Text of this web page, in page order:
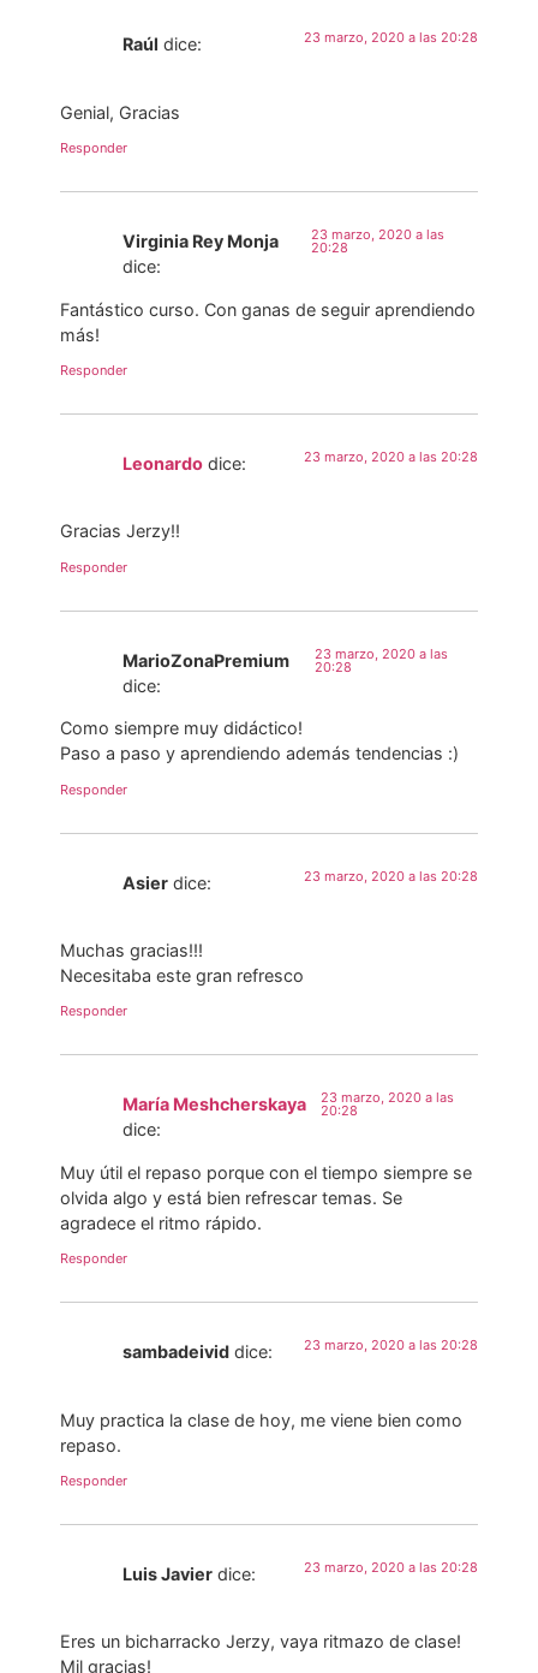
Raúl dice: 23 marzo, 2020 a las 20:28
Genial, Gracias
Responder
Virginia Rey Monja
dice:
23 marzo, 2020 a las
20:28
Fantástico curso. Con ganas de seguir aprendiendo
más!
Responder
Leonardo dice: 23 marzo, 2020 a las 20:28
Gracias Jerzy!!
Responder
MarioZonaPremium
dice:
23 marzo, 2020 a las
20:28
Como siempre muy didáctico!
Paso a paso y aprendiendo además tendencias :)
Responder
Asier dice: 23 marzo, 2020 a las 20:28
Muchas gracias!!!
Necesitaba este gran refresco
Responder
María Meshcherskaya
dice:
23 marzo, 2020 a las
20:28
Muy útil el repaso porque con el tiempo siempre se
olvida algo y está bien refrescar temas. Se
agradece el ritmo rápido.
Responder
sambadeivid dice: 23 marzo, 2020 a las 20:28
Muy practica la clase de hoy, me viene bien como
repaso.
Responder
Luis Javier dice: 23 marzo, 2020 a las 20:28
Eres un bicharracko Jerzy, vaya ritmazo de clase!
Mil gracias!